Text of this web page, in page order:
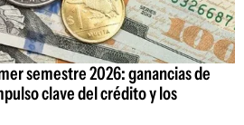
semestre 2026: ganancias de
clave del crédito y los